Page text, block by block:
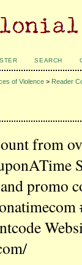
SEARCH
of Violence > Reader
from
promo